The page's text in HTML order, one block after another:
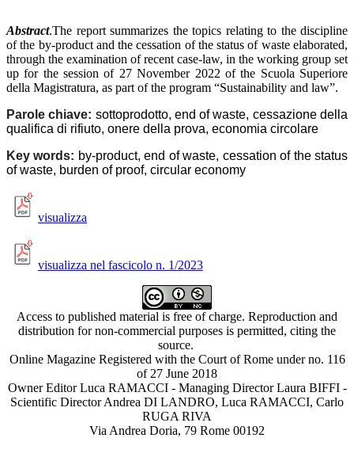
Abstract.The report summarizes the topics relating to the discipline
of the by-product and the cessation of the status of waste elaborated,
through the examination of recent case-law, in the working group set
up for the session of 27 November 2022 of the Scuola Superiore
della Magistratura, as part of the program “Sustainability and law”.
Parole chiave: sottoprodotto, end of waste, cessazione della
qualifica di rifiuto, onere della prova, economia circolare
Key words: by-product, end of waste, cessation of the status
of waste, burden of proof, circular economy
visualizza
visualizza nel fascicolo n. 1/2023
Access to published material is free of charge. Reproduction and
distribution for non-commercial purposes is permitted, citing the
source.
Online Magazine Registered with the Court of Rome under no. 116
of 27 June 2018
Owner Editor Luca RAMACCI - Managing Director Laura BIFFI -
Scientific Director Andrea DI LANDRO, Luca RAMACCI, Carlo
RUGA RIVA
Via Andrea Doria, 79 Rome 00192